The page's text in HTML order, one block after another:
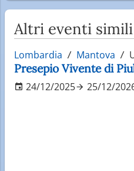
Altri eventi simili
Lombardia Mantova
Presepio Vivente di
24/12/2025 25/12/